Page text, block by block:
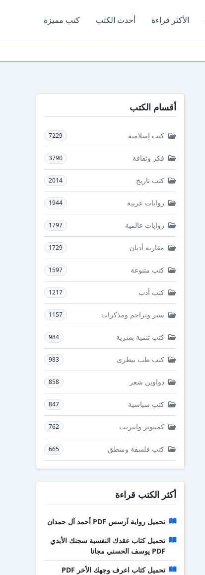
الأكثر قراءة أحدث الكتب كتب مميزة
أقسام الكتب
كتب إسلامية 7229
فكر وثقافة 3790
كتب تاريخ 2014
روايات عربية 1944
روايات عالمية 1797
مقارنة أديان 1729
كتب متنوعة 1597
كتب أدب 1217
سير وتراجم ومذكرات 1157
كتب تنمية بشرية 984
كتب طب بيطرى 983
دواوين شعر 858
كتب سياسية 847
كمبيوتر وانترنت 762
كتب فلسفة ومنطق 665
أكثر الكتب قراءة
تحميل رواية آرسس PDF أحمد آل حمدان
تحميل كتاب عقدك النفسية سجنك الأبدي
PDF يوسف الحسني مجانا
تحميل كتاب اعرف وجهك الأخر PDF